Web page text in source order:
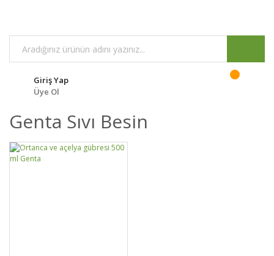
Giriş Yap
Üye Ol
Genta Sıvı Besin